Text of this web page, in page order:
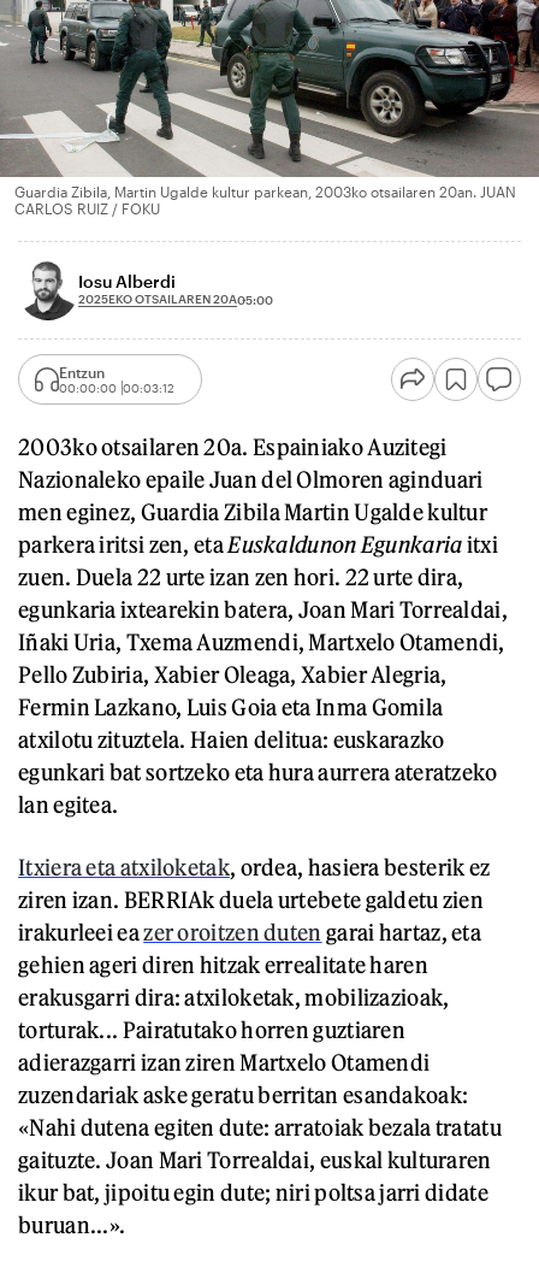
Guardia Zibila, Martin Ugalde kultur parkean, 2003ko otsailaren 20an. JUAN
CARLOS RUIZ / FOKU
Iosu Alberdi
2025EKO OTSAILAREN 20A05:00
Entzun
00:00:00 00:03:12
2003ko otsailaren 20a. Espainiako Auzitegi
Nazionaleko epaile Juan del Olmoren aginduari
men eginez, Guardia Zibila Martin Ugalde kultur
parkera iritsi zen, etaEuskaldunon Egunkariaitxi
zuen. Duela 22 urte izan zen hori. 22 urte dira,
egunkaria ixtearekin batera, Joan Mari Torrealdai,
Iñaki Uria, Txema Auzmendi, Martxelo Otamendi,
Pello Zubiria, Xabier Oleaga, Xabier Alegria,
Fermin Lazkano, Luis Goia eta Inma Gomila
atxilotu zituztela. Haien delitua: euskarazko
egunkari bat sortzeko eta hura aurrera ateratzeko
lan egitea.
Itxiera eta atxiloketak, ordea, hasiera besterik ez
ziren izan. BERRIAk duela urtebete galdetu zien
irakurleei eazer oroitzen duten garai hartaz, eta
gehien ageri diren hitzak errealitate haren
erakusgarri dira: atxiloketak, mobilizazioak,
torturak... Pairatutako horren guztiaren
adierazgarri izan ziren Martxelo Otamendi
zuzendariak aske geratu berritan esandakoak:
«Nahi dutena egiten dute: arratoiak bezala tratatu
gaituzte. Joan Mari Torrealdai, euskal kulturaren
ikur bat, jipoitu egin dute; niri poltsa jarri didate
buruan...».